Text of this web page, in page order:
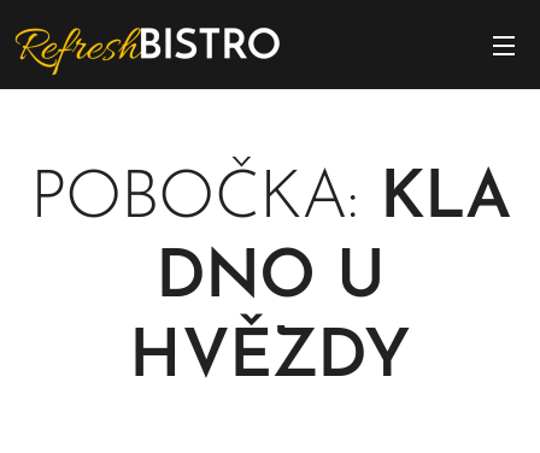
POBOČKA: KLA
DNO U
HVĚZDY